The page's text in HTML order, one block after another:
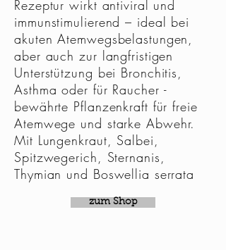
Rezeptur wirkt antiviral und
immunstimulierend – ideal bei
akuten Atemwegsbelastungen,
aber auch zur langfristigen
Unterstützung bei Bronchitis,
Asthma oder für Raucher -
bewährte Pflanzenkraft für freie
Atemwege und starke Abwehr.
Mit Lungenkraut, Salbei,
Spitzwegerich, Sternanis,
Thymian und Boswellia serrata
zum Shop